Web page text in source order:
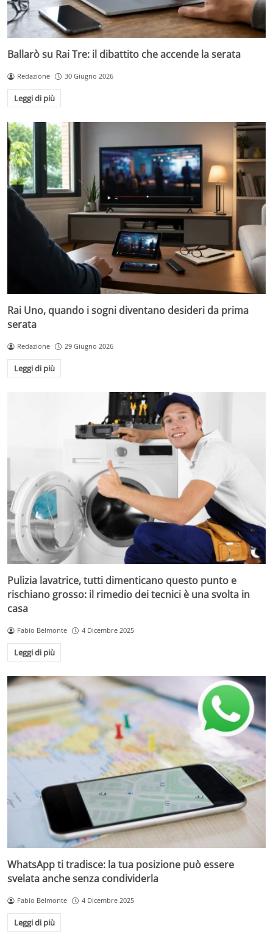
Ballarò su Rai Tre: il dibattito che accende la serata
Redazione 30 Giugno 2026
Leggi di più
Rai Uno, quando i sogni diventano desideri da prima
serata
Redazione 29 Giugno 2026
Leggi di più
Pulizia lavatrice, tutti dimenticano questo punto e
rischiano grosso: il rimedio dei tecnici è una svolta in
casa
Fabio Belmonte 4 Dicembre 2025
Leggi di più
WhatsApp ti tradisce: la tua posizione può essere
svelata anche senza condividerla
Fabio Belmonte 4 Dicembre 2025
Leggi di più